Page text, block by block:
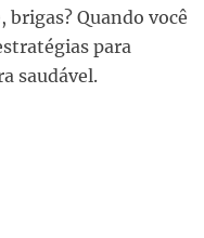
brigas? Quando você
para
saudável.